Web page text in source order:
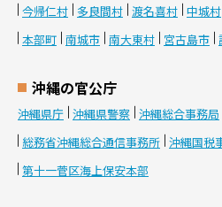
今帰仁村 多良間村 渡名喜村 中城村
本部町 南城市 南大東村 宮古島市
沖縄の官公庁
沖縄県庁 沖縄県警察 沖縄総合事務局
総務省沖縄総合通信事務所 沖縄国税
第十一菅区海上保安本部